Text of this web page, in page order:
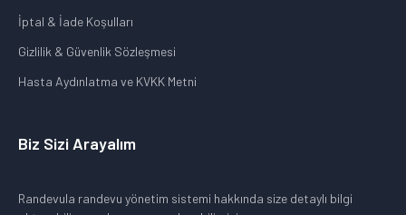
İptal & İade Koşulları
Gizlilik & Güvenlik Sözleşmesi
Hasta Aydınlatma ve KVKK Metni
Biz Sizi Arayalım
Randevula randevu yönetim sistemi hakkında size detaylı bilgi